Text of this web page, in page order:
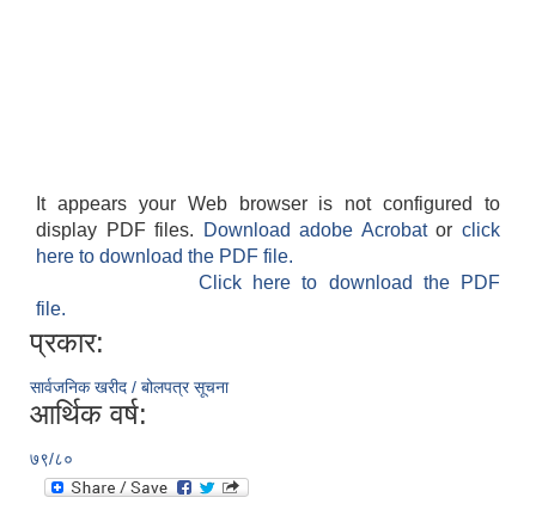
It appears your Web browser is not configured to
display PDF files.
Download adobe Acrobatorclick
here to download the PDF file.
Click here to download the PDF
file.
प्रकार:
सार्वजनिक खरीद / बोलपत्र सूचना
आर्थिक वर्ष:
७९/८०